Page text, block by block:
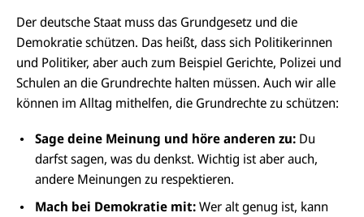
Der deutsche Staat muss das Grundgesetz und die
Demokratie schützen. Das heißt, dass sich Politikerinnen
und Politiker, aber auch zum Beispiel Gerichte, Polizei und
Schulen an die Grundrechte halten müssen. Auch wir alle
können im Alltag mithelfen, die Grundrechte zu schützen:
Sage deine Meinung und höre anderen zu:Du
darfst sagen, was du denkst. Wichtig ist aber auch,
andere Meinungen zu respektieren.
Mach bei Demokratie mit:Wer alt genug ist, kann